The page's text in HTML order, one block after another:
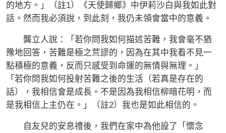
的地方。」（註1）《天使歸鄉》中伊莉沙白與我如此對
話。然而我必須說，到此刻，我仍未領會當中的意義。
龔立人說：「若你問我如何描述苦難，我會毫不猶
豫地回答，苦難是極之荒謬的，因為在其中我看不見一
點積極的意義，反而只感受到命運的無情與無理。」
「若你問我如何投射苦難之後的生活（若真是存在的
話），我相信會是成長。不是因為我相信柳暗花明，而
是我相信上主仍在。」（註2）我也是如此相信的。
自友兒的安息禮後，我們在家中為他設了「懷念